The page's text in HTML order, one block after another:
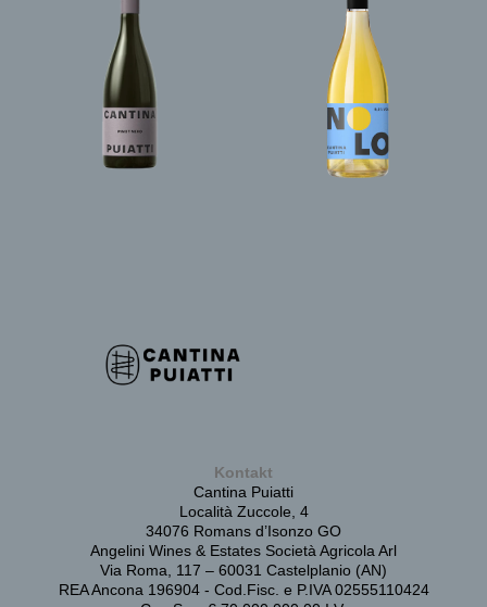
Kontakt
Cantina Puiatti
Località Zuccole, 4
34076 Romans d’Isonzo GO
Angelini Wines & Estates Società Agricola Arl
Via Roma, 117 – 60031 Castelplanio (AN)
REA Ancona 196904 - Cod.Fisc. e P.IVA 02555110424